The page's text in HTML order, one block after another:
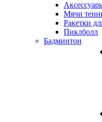
Мячи
Ракетки
Пиклболл
Бадминтон